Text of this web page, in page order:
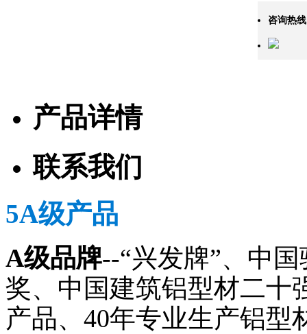
咨询热
产品详情
联系我们
5A级产品
A级品牌--“兴发牌”、中
奖、中国建筑铝型材二十
产品、40年专业生产铝型